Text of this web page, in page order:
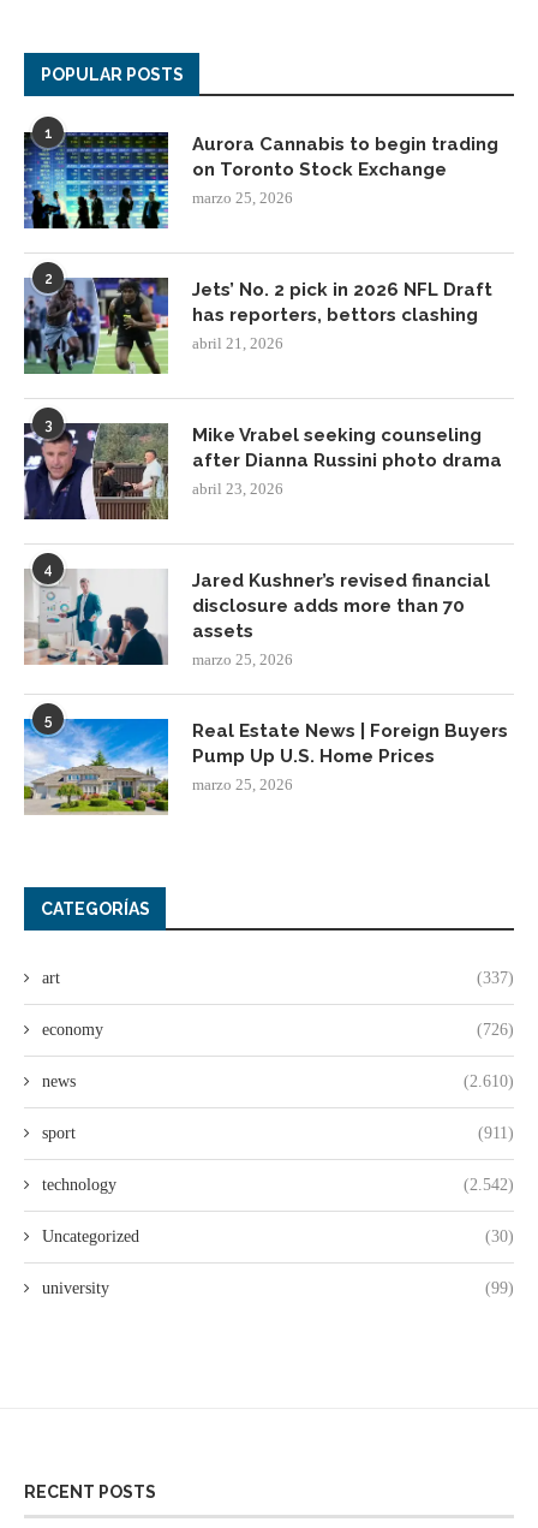
POPULAR POSTS
1
Aurora Cannabis to begin trading
on Toronto Stock Exchange
marzo 25, 2026
2
Jets’ No. 2 pick in 2026 NFL Draft
has reporters, bettors clashing
abril 21, 2026
3
Mike Vrabel seeking counseling
after Dianna Russini photo drama
abril 23, 2026
4
Jared Kushner’s revised financial
disclosure adds more than 70
assets
marzo 25, 2026
5
Real Estate News | Foreign Buyers
Pump Up U.S. Home Prices
marzo 25, 2026
CATEGORÍAS
art (337)
economy (726)
news (2.610)
sport (911)
technology (2.542)
Uncategorized (30)
university (99)
RECENT POSTS